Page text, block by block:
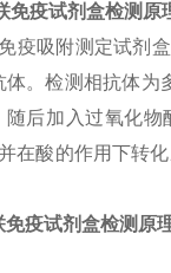
免疫试剂盒检测原
疫吸附测定试剂
。检测相抗体
后加入过氧化
在酸的作用下转
免疫试剂盒检测原